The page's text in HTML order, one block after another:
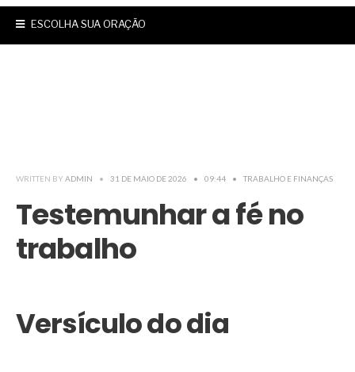
ESCOLHA SUA ORAÇÃO
WRITTEN BY ADMIN • 31 DE MAIO DE 2026 • 09:44 • TRABALHO E FINANÇAS
Testemunhar a fé no
trabalho
Versículo do dia